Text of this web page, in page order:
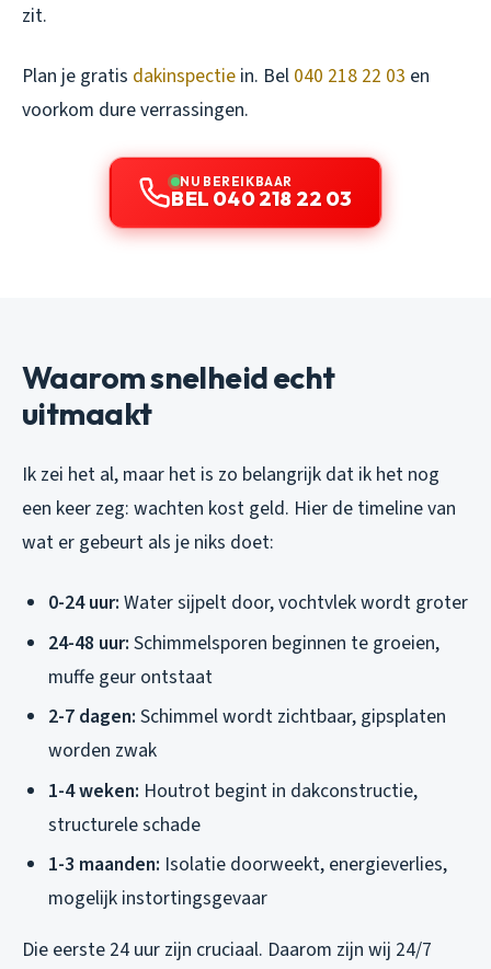
zit.
Plan je gratis dakinspectie in. Bel 040 218 22 03 en
voorkom dure verrassingen.
NU BEREIKBAAR
BEL 040 218 22 03
Waarom snelheid echt
uitmaakt
Ik zei het al, maar het is zo belangrijk dat ik het nog
een keer zeg: wachten kost geld. Hier de timeline van
wat er gebeurt als je niks doet:
0-24 uur: Water sijpelt door, vochtvlek wordt groter
24-48 uur: Schimmelsporen beginnen te groeien,
muffe geur ontstaat
2-7 dagen: Schimmel wordt zichtbaar, gipsplaten
worden zwak
1-4 weken: Houtrot begint in dakconstructie,
structurele schade
1-3 maanden: Isolatie doorweekt, energieverlies,
mogelijk instortingsgevaar
Die eerste 24 uur zijn cruciaal. Daarom zijn wij 24/7